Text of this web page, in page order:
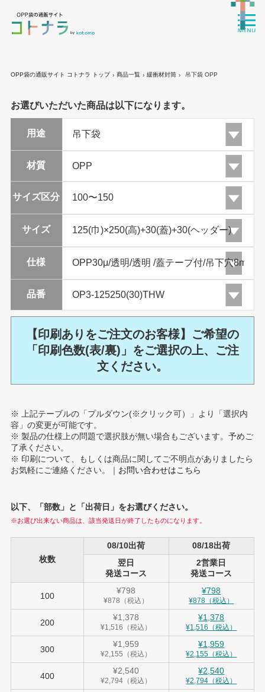
OPP袋の通販サイト コトナラ トップ › 商品一覧 › 緩衝材封筒 › 吊下袋 OPP
お選びいただいた商品は以下になります。
用途
材質
サイズ区分
サイズ
仕様
品番
【印刷ありをご注文のお客様】ご希望の
「印刷色数(表/裏)」をご選択の上、ご注
文ください。
※ 上記テーブルの「プルダウン(※クリック可）」より「選択内
容」の変更が可能です。
※ 製品の仕様上の問題で選択肢が無い場合もございます。予めご
了承ください。
※ 印刷について、もしくは商品に関してご不明点がありましたら
お気軽にご連絡ください。｜ お問い合わせはこちら
以下、「部数」と「出荷日」をお選びください。
※お選び出来ない商品は、該当発送日が終了したものになります。
枚数
08/10出荷
08/18出荷
翌日
発送コース
2営業日
発送コース
100
¥798
¥878（税込）
¥798
¥878（税込）
200
¥1,378
¥1,516（税込）
¥1,378
¥1,516（税込）
300
¥1,959
¥2,155（税込）
¥1,959
¥2,155（税込）
400
¥2,540
¥2,794（税込）
¥2,540
¥2,794（税込）